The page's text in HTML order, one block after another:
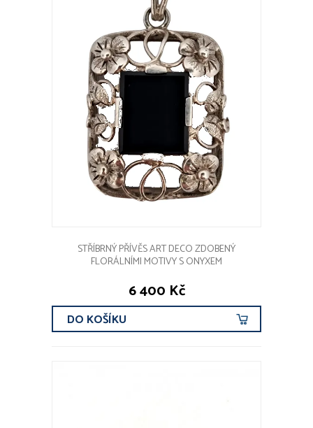
STŘÍBRNÝ PŘÍVĚS ART DECO ZDOBENÝ
FLORÁLNÍMI MOTIVY S ONYXEM
6 400 Kč
DO KOŠÍKU